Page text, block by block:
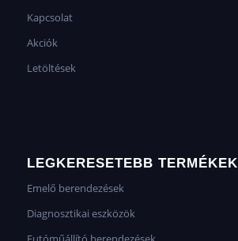
Kapcsolat
Akciók
Letöltések
LEGKERESETEBB TERMÉKEK
Emelő berendezések
Diagnosztikai eszközök